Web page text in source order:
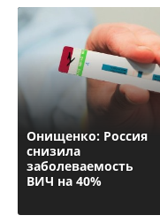
Онищенко: Россия
снизила
заболеваемость
ВИЧ на 40%